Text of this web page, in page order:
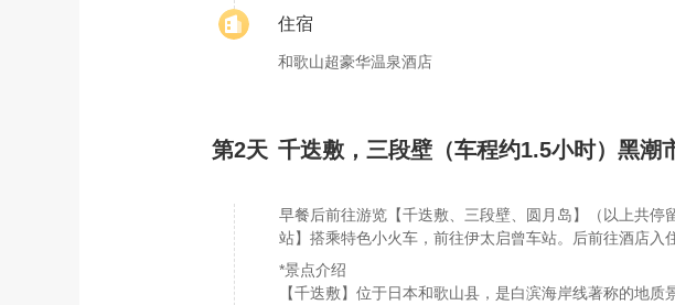
住宿
和歌山超豪华温泉酒店
第2天 千迭敷，三段壁（车程约1.5小时）黑
早餐后前往游览【千迭敷、三段壁、圆月岛】（以上共
站】搭乘特色小火车，前往伊太启曾车站。后前往酒店入住
*景点介绍
【千迭敷】位于日本和歌山县，是白滨海岸线著称的地